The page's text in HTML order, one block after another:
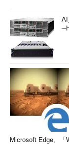
AI
Microsoft Edge、「